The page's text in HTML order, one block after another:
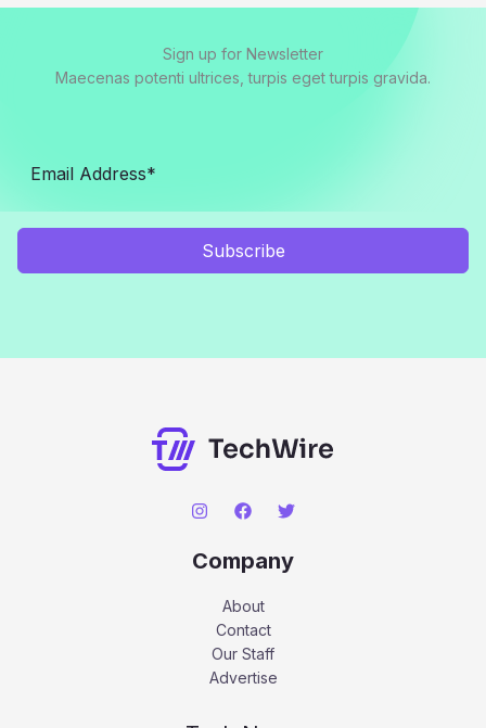
Sign up for Newsletter
Maecenas potenti ultrices, turpis eget turpis gravida.
Subscribe
Company
About
Contact
Our Staff
Advertise